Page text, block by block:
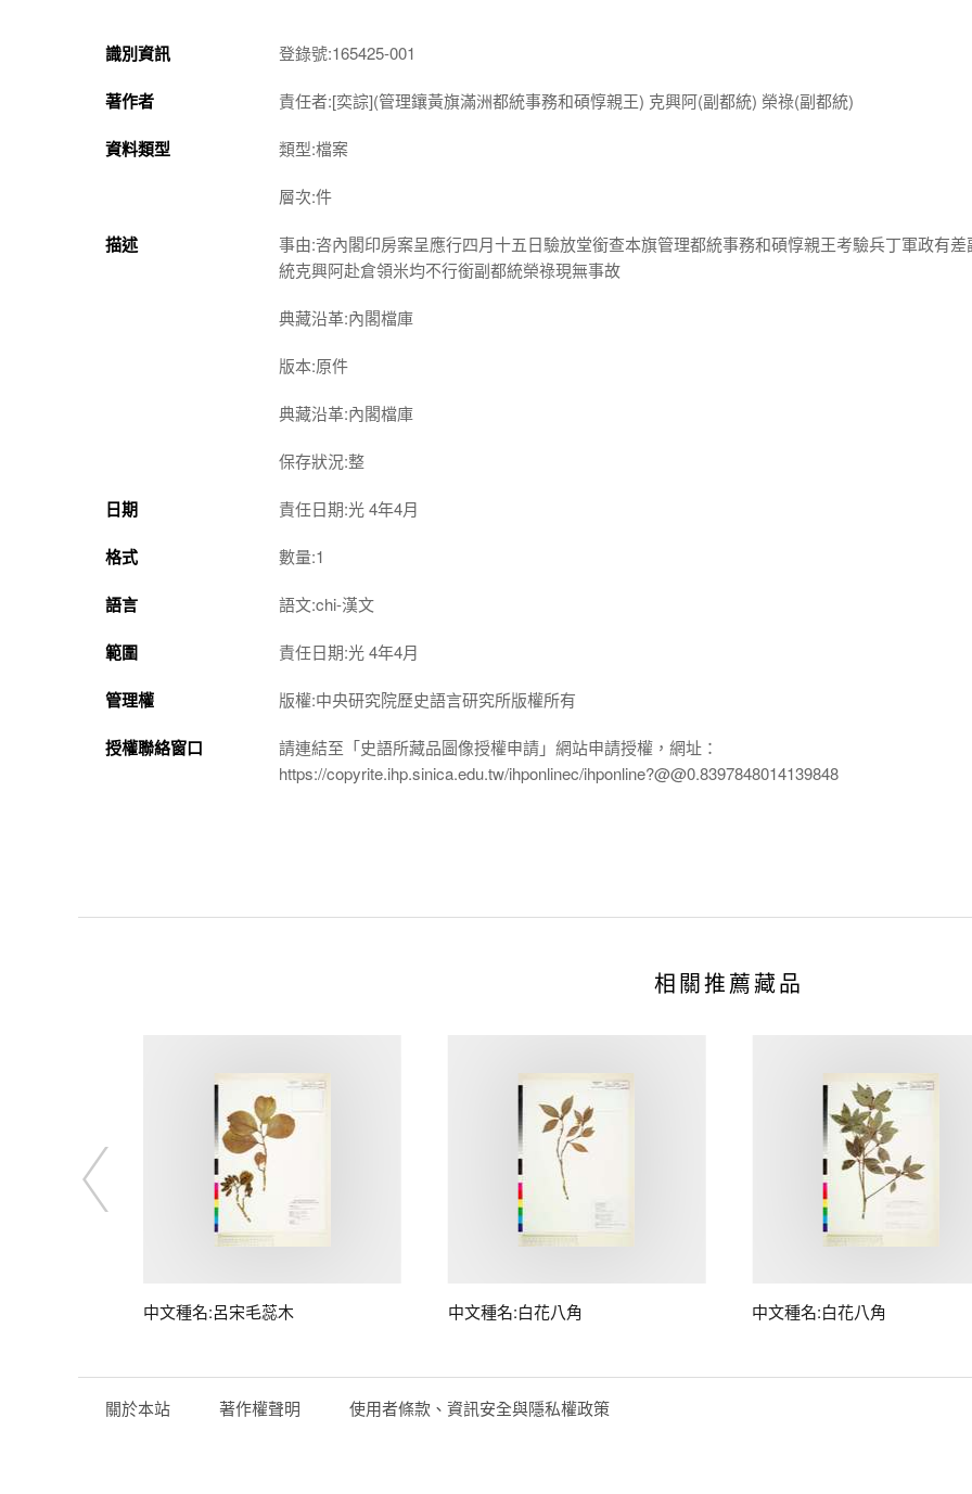
識別資訊 登錄號:165425-001
著作者 責任者:[奕誴](管理鑲黃旗滿洲都統事務和碩惇親王) 克興阿(副都統) 榮祿(副都統)
資料類型 類型:檔案
層次:件
描述
事由:咨內閣印房案呈應行四月十五日驗放堂銜查本旗管理都統事務和碩惇親王考驗兵丁軍政有差
統克興阿赴倉領米均不行銜副都統榮祿現無事故
典藏沿革:內閣檔庫
版本:原件
典藏沿革:內閣檔庫
保存狀況:整
日期 責任日期:光 4年4月
格式 數量:1
語言 語文:chi-漢文
範圍 責任日期:光 4年4月
管理權 版權:中央研究院歷史語言研究所版權所有
授權聯絡窗口
請連結至「史語所藏品圖像授權申請」網站申請授權，網址：
https://copyrite.ihp.sinica.edu.tw/ihponlinec/ihponline?@@0.8397848014139848
相關推薦藏品
中文種名:呂宋毛蕊木 中文種名:白花八角 中文種名:白花八角
關於本站 著作權聲明 使用者條款、資訊安全與隱私權政策